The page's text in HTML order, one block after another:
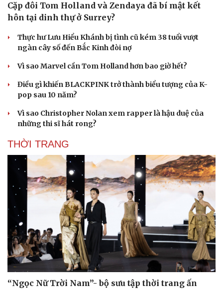
Du lịch
Tư vấn
Săn Tour
check-in
Câu chuyện thời sự
Đọc truyện đêm khuya
Cửa sổ tình yêu
Kể chuyện cho bé
Cặp đôi Tom Holland và Zendaya đã bí mật kết
hôn tại dinh thự ở Surrey?
Thực hư Lưu Hiểu Khánh bị tình cũ kém 38 tuổi vượt
ngàn cây số đến Bắc Kinh đòi nợ
Vì sao Marvel cần Tom Holland hơn bao giờ hết?
Điều gì khiến BLACKPINK trở thành biểu tượng của K-
pop sau 10 năm?
Vì sao Christopher Nolan xem rapper là hậu duệ của
những thi sĩ hát rong?
THỜI TRANG
“Ngọc Nữ Trời Nam”- bộ sưu tập thời trang ấn